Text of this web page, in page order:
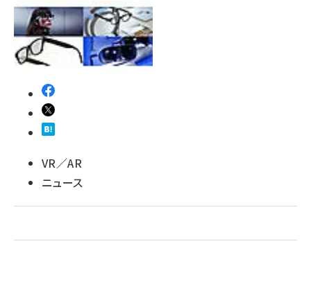
VR／AR
ニュース